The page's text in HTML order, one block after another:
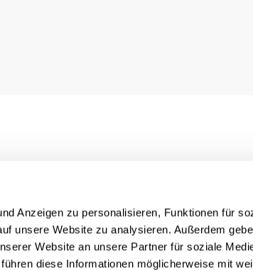
Anzeigen zu personalisieren, Funktionen für
unsere Website zu analysieren. Außerdem
Website an unsere Partner für soziale
diese Informationen möglicherweise mit